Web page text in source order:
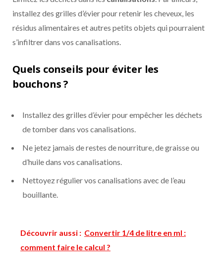
installez des grilles d’évier pour retenir les cheveux, les
résidus alimentaires et autres petits objets qui pourraient
s’infiltrer dans vos canalisations.
Quels conseils pour éviter les
bouchons ?
Installez des grilles d’évier pour empêcher les déchets
de tomber dans vos canalisations.
Ne jetez jamais de restes de nourriture, de graisse ou
d’huile dans vos canalisations.
Nettoyez régulier vos canalisations avec de l’eau
bouillante.
Découvrir aussi : Convertir 1/4 de litre en ml :
comment faire le calcul ?